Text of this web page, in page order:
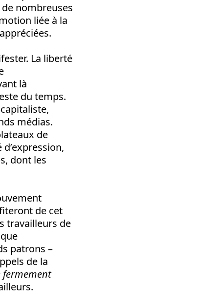
nombreuses
liée à la
La liberté
là
du temps.
médias.
de
dont les
de cet
travailleurs de
patrons –
de la
fermement